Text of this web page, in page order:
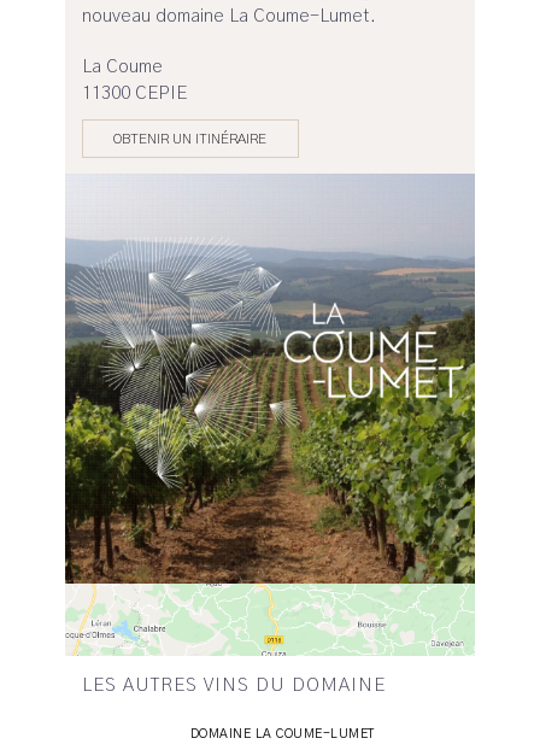
nouveau domaine La Coume-Lumet.
La Coume
11300 CEPIE
OBTENIR UN ITINÉRAIRE
LES AUTRES VINS DU DOMAINE
DOMAINE LA COUME-LUMET